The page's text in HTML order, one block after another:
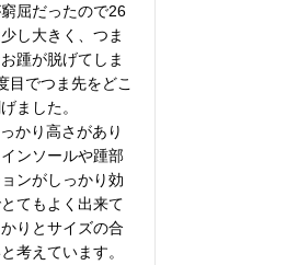
屈だったので26
し大きく、つま
踵が脱げてしま
目でつま先をどこ
ました。
かり高さがあり
ンソールや踵部
ンがしっかり効
てもよく出来て
りとサイズの合
考えています。